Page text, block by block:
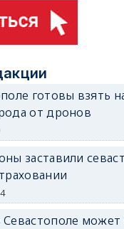
готовы взять
от дронов
заставили
может